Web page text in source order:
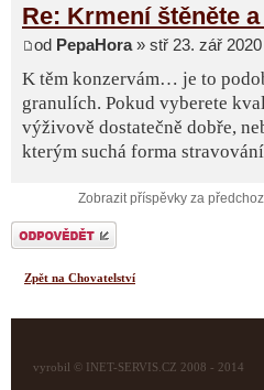
Re: Krmení štěněte
od PepaHora» stř 23. zář 2020
K těm konzervám… je to
granulích. Pokud vyberete
výživově dostatečně dobře,
kterým suchá forma
Zobrazit příspěvky za
Odeslat odpověď
Zpět na Chovatelství
vyrobil © INET-SERVIS.CZ 2008 - 2014